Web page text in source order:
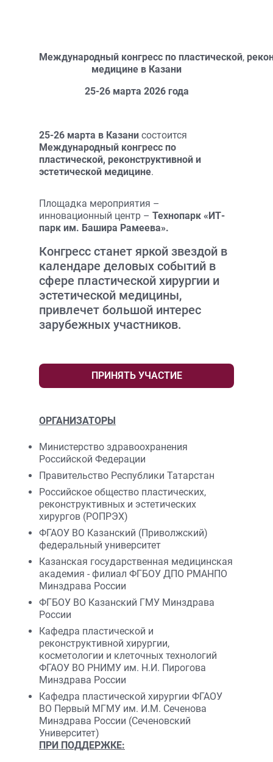
Международный конгресс по пластической,
медицине в Казани
25-26 марта 2026 года
25-26 марта в Казани состоится
Международный конгресс по
пластической, реконструктивной и
эстетической медицине.
Площадка мероприятия –
инновационный центр – Технопарк «ИТ-
парк им. Башира Рамеева».
Конгресс станет яркой звездой в
календаре деловых событий в
сфере пластической хирургии и
эстетической медицины,
привлечет большой интерес
зарубежных участников.
ПРИНЯТЬ УЧАСТИЕ
ОРГАНИЗАТОРЫ
Министерство здравоохранения
Российской Федерации
Правительство Республики Татарстан
Российское общество пластических,
реконструктивных и эстетических
хирургов (РОПРЭХ)
ФГАОУ ВО Казанский (Приволжский)
федеральный университет
Казанская государственная медицинская
академия - филиал ФГБОУ ДПО РМАНПО
Минздрава России
ФГБОУ ВО Казанский ГМУ Минздрава
России
Кафедра пластической и
реконструктивной хирургии,
косметологии и клеточных технологий
ФГАОУ ВО РНИМУ им. Н.И. Пирогова
Минздрава России
Кафедра пластической хирургии ФГАОУ
ВО Первый МГМУ им. И.М. Сеченова
Минздрава России (Сеченовский
Университет)
ПРИ ПОДДЕРЖКЕ: